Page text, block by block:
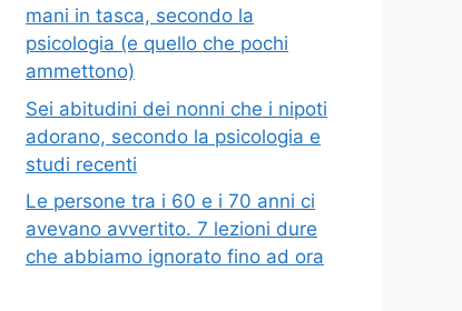
mani in tasca, secondo la
psicologia (e quello che pochi
ammettono)
Sei abitudini dei nonni che i nipoti
adorano, secondo la psicologia e
studi recenti
Le persone tra i 60 e i 70 anni ci
avevano avvertito. 7 lezioni dure
che abbiamo ignorato fino ad ora